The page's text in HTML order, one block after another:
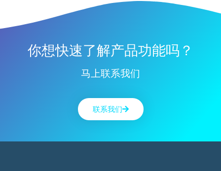
你想快速了解产品功能吗？
马上联系我们
联系我们